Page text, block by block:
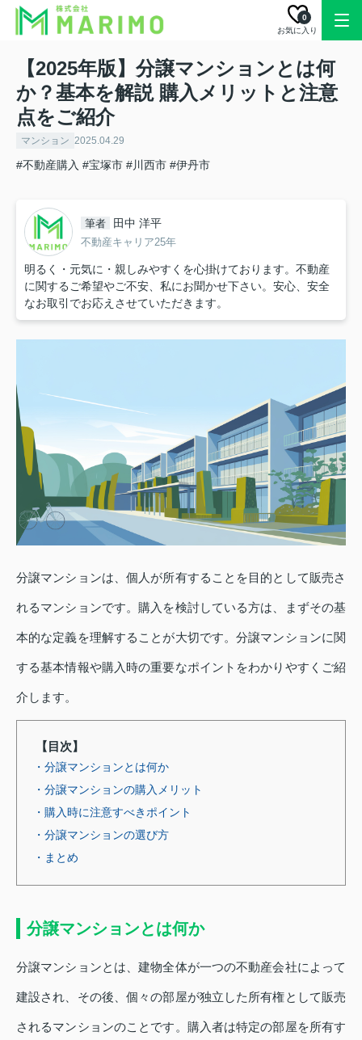
お気に入り
0
【2025年版】分譲マンションとは何
か？基本を解説 購入メリットと注意
点をご紹介
マンション 2025.04.29
#不動産購入 #宝塚市 #川西市 #伊丹市
筆者 田中 洋平
不動産キャリア25年
明るく・元気に・親しみやすくを心掛けております。不動産
に関するご希望やご不安、私にお聞かせ下さい。安心、安全
なお取引でお応えさせていただきます。
分譲マンションは、個人が所有することを目的として販売さ
れるマンションです。購入を検討している方は、まずその基
本的な定義を理解することが大切です。分譲マンションに関
する基本情報や購入時の重要なポイントをわかりやすくご紹
介します。
【目次】
・分譲マンションとは何か
・分譲マンションの購入メリット
・購入時に注意すべきポイント
・分譲マンションの選び方
・まとめ
分譲マンションとは何か
分譲マンションとは、建物全体が一つの不動産会社によって
建設され、その後、個々の部屋が独立した所有権として販売
されるマンションのことです。購入者は特定の部屋を所有す